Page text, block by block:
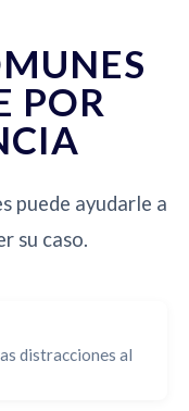
POR
puede ayudarle a
su caso.
distracciones al